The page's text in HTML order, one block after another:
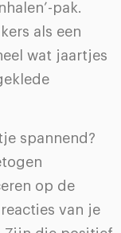
pak.
als een
wat jaartjes
spannend?
op de
van je